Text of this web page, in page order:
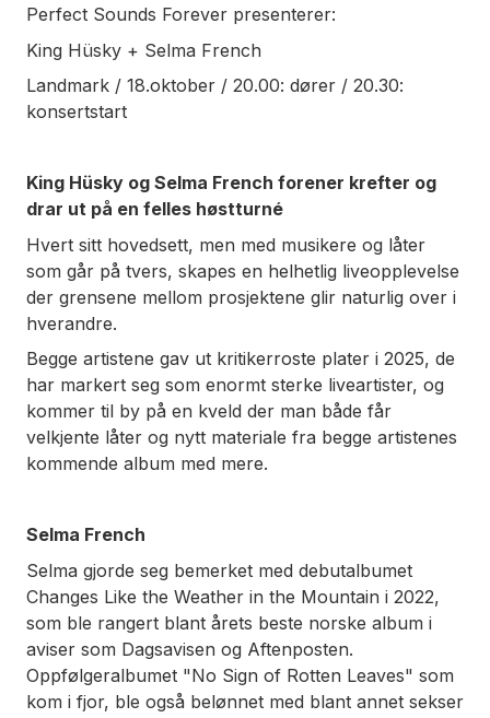
Perfect Sounds Forever presenterer:
King Hüsky + Selma French
Landmark / 18.oktober / 20.00: dører / 20.30:
konsertstart
King Hüsky og Selma French forener krefter og
drar ut på en felles høstturné
Hvert sitt hovedsett, men med musikere og låter
som går på tvers, skapes en helhetlig liveopplevelse
der grensene mellom prosjektene glir naturlig over i
hverandre.
Begge artistene gav ut kritikerroste plater i 2025, de
har markert seg som enormt sterke liveartister, og
kommer til by på en kveld der man både får
velkjente låter og nytt materiale fra begge artistenes
kommende album med mere.
Selma French
Selma gjorde seg bemerket med debutalbumet
Changes Like the Weather in the Mountain i 2022,
som ble rangert blant årets beste norske album i
aviser som Dagsavisen og Aftenposten.
Oppfølgeralbumet "No Sign of Rotten Leaves" som
kom i fjor, ble også belønnet med blant annet sekser